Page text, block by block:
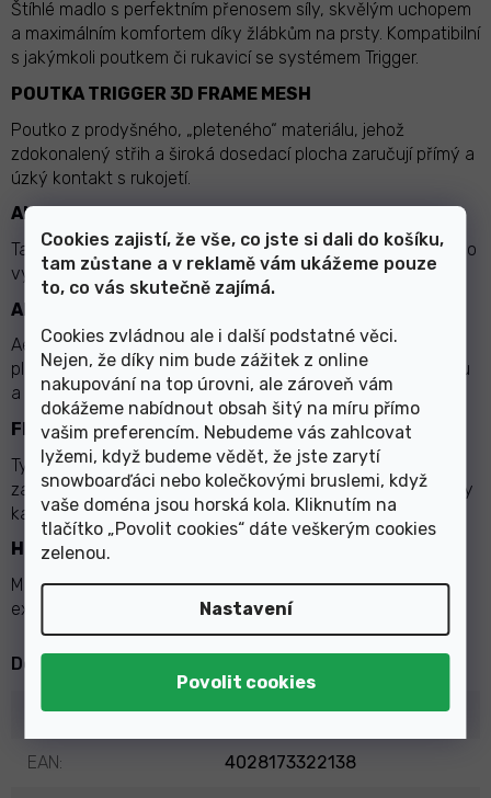
Cookies zajistí, že vše, co jste si dali do košíku,
tam zůstane a v reklamě vám ukážeme pouze
to, co vás skutečně zajímá.
Cookies zvládnou ale i další podstatné věci.
Nejen, že díky nim bude zážitek z online
nakupování na top úrovni, ale zároveň vám
dokážeme nabídnout obsah šitý na míru přímo
vašim preferencím. Nebudeme vás zahlcovat
lyžemi, když budeme vědět, že jste zarytí
snowboarďáci nebo kolečkovými bruslemi, když
vaše doména jsou horská kola. Kliknutím na
tlačítko „Povolit cookies“ dáte veškerým cookies
zelenou.
Nastavení
Štíhlé madlo s perfektním přenosem síly, skvělým uchopem
a maximálním komfortem díky žlábkům na prsty. Kompatibilní
s jakýmkoli poutkem či rukavicí se systémem Trigger.
POUTKA TRIGGER 3D FRAME MESH
Poutko z prodyšného, „pleteného“ materiálu, jehož
zdokonalený střih a široká dosedací plocha zaručují přímý a
úzký kontakt s rukojetí.
ALPINE BASKET
Talířky pro sjezdové lyžování naprosto ideální. Lze je snadno
vyměnit za jiné, aniž byste k tomu potřebovali nástroj.
AIRFOIL
Aerodynamický profil hole bere inspiraci v nosných
plochách křídla. To má za následek snížení odporu vzduchu
a optimální chování při švihu.
FLEX TIP ALPINE
Tyto hroty vyvinuté specificky pro sjezdové lyžování
zaručují přesné použití hole a dokonalou oporu na prakticky
každém terénu.
HLINÍK HTS
Materiál vyniká především velmi dlouhou životností,
extrémní odolností a super stabilitou.
Doplňkové parametry
Kategorie: Sjezdové hole
EAN: 4028173322138